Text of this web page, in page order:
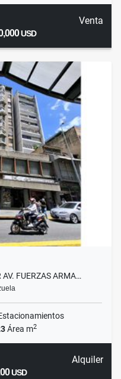
Venta
USD
FUERZAS ARMA…
Área m2
Alquiler
USD